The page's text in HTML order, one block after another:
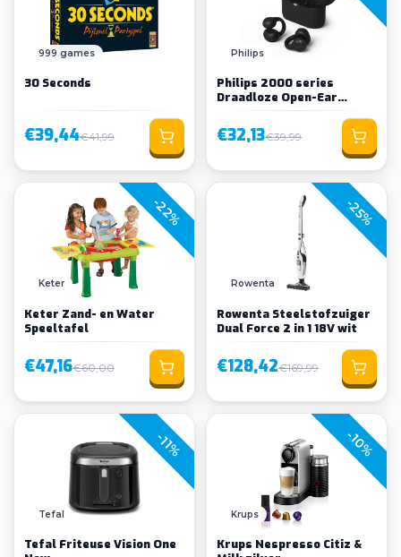
999 games
30 Seconds
€39,44€41,99
Philips
Philips 2000 series
Draadloze Open-Ear
€32,13€39,99
-22%
Keter
Keter Zand- en Water
Speeltafel
€47,16€60,00
-25%
Rowenta
Rowenta Steelstofzuiger
Dual Force 2 in 1 18V wit
€128,42€169,99
-11%
Tefal
Tefal Friteuse Vision One
-10%
Krups
Krups Nespresso Citiz &